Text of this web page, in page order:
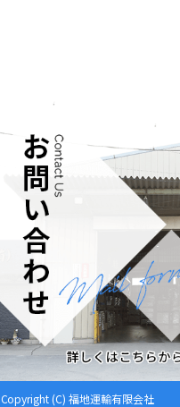
Copyright (C) 福地運輸有限会社